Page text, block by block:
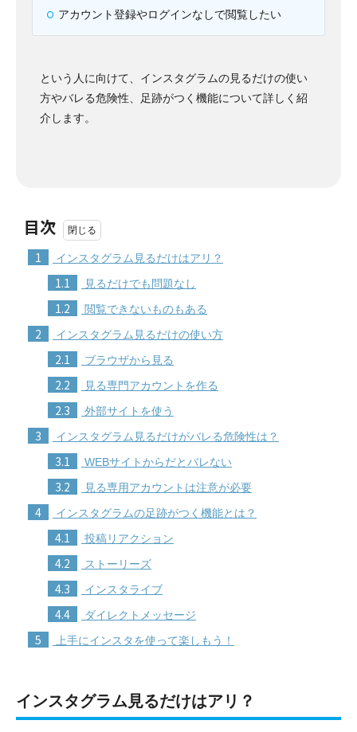
アカウント登録やログインなしで閲覧したい
という人に向けて、インスタグラムの見るだけの使い
方やバレる危険性、足跡がつく機能について詳しく紹
介します。
目次
1 インスタグラム見るだけはアリ？
1.1 見るだけでも問題なし
1.2 閲覧できないものもある
2 インスタグラム見るだけの使い方
2.1 ブラウザから見る
2.2 見る専門アカウントを作る
2.3 外部サイトを使う
3 インスタグラム見るだけがバレる危険性は？
3.1 WEBサイトからだとバレない
3.2 見る専用アカウントは注意が必要
4 インスタグラムの足跡がつく機能とは？
4.1 投稿リアクション
4.2 ストーリーズ
4.3 インスタライブ
4.4 ダイレクトメッセージ
5 上手にインスタを使って楽しもう！
インスタグラム見るだけはアリ？